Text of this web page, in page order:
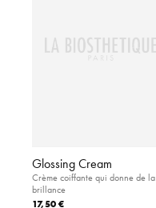
Glossing Cream
Crème coiffante qui donne de la
brillance
17,50 €